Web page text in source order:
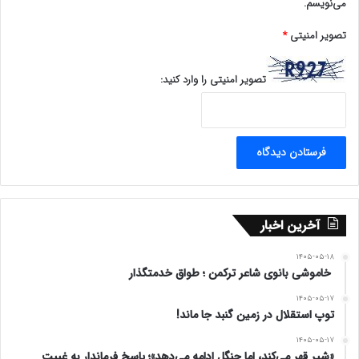
می‌نویسم.
تصویر امنیتی*
تصویر امنیتی را وارد کنید:
آخرین اخبار
۱۴۰۵-۰۵-۱۸
خاموشی بانوی شاعر ترکمن ؛ طواق خدمتگذار
۱۴۰۵-۰۵-۱۷
توپ استقلال در زمین گنبد جا ماند!
۱۴۰۵-۰۵-۱۷